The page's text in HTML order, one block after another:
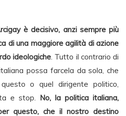
è decisivo, anzi sempre più
di una maggiore agilità di azione
ideologiche. Tutto il contrario di
possa farcela da sola, che
o quel dirigente politico,
e stop. No, la politica italiana,
questo, che il nostro destino